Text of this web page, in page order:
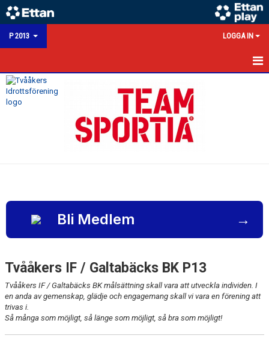
P 2013 LOGGA IN
HEM
BILDGALLERI
KONTAKT
Bli Medlem →
Tvååkers IF / Galtabäcks BK P13
Tvååkers IF / Galtabäcks BK målsättning skall vara att utveckla individen. I
en anda av gemenskap, glädje och engagemang skall vi vara en förening att
trivas i.
Så många som möjligt, så länge som möjligt, så bra som möjligt!